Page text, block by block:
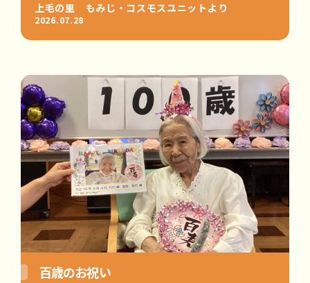
上毛の里 もみじ・コスモスユニットより
2026.07.28
百歳のお祝い